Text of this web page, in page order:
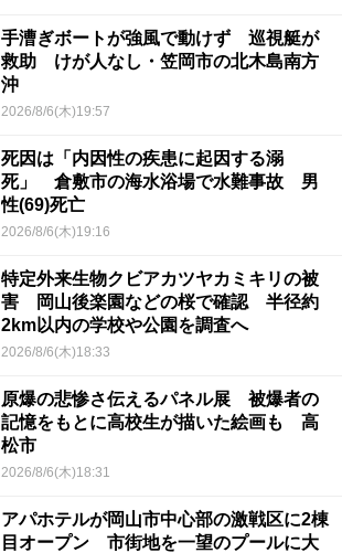
手漕ぎボートが強風で動けず 巡視艇が
救助 けが人なし・笠岡市の北木島南方
沖
2026/8/6(木)19:57
死因は「内因性の疾患に起因する溺
死」 倉敷市の海水浴場で水難事故 男
性(69)死亡
2026/8/6(木)19:16
特定外来生物クビアカツヤカミキリの被
害 岡山後楽園などの桜で確認 半径約
2km以内の学校や公園を調査へ
2026/8/6(木)18:33
原爆の悲惨さ伝えるパネル展 被爆者の
記憶をもとに高校生が描いた絵画も 高
松市
2026/8/6(木)18:31
アパホテルが岡山市中心部の激戦区に2棟
目オープン 市街地を一望のプールに大